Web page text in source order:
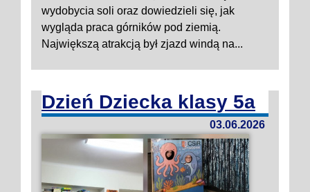
wydobycia soli oraz dowiedzieli się, jak
wygląda praca górników pod ziemią.
Największą atrakcją był zjazd windą na...
Dzień Dziecka klasy 5a
03.06.2026